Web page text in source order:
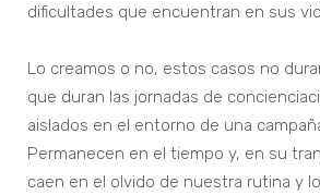
dificultades que encuentran en sus
Lo creamos o no, estos casos no
que duran las jornadas de
aislados en el entorno de una
Permanecen en el tiempo y, en su
caen en el olvido de nuestra rutina y